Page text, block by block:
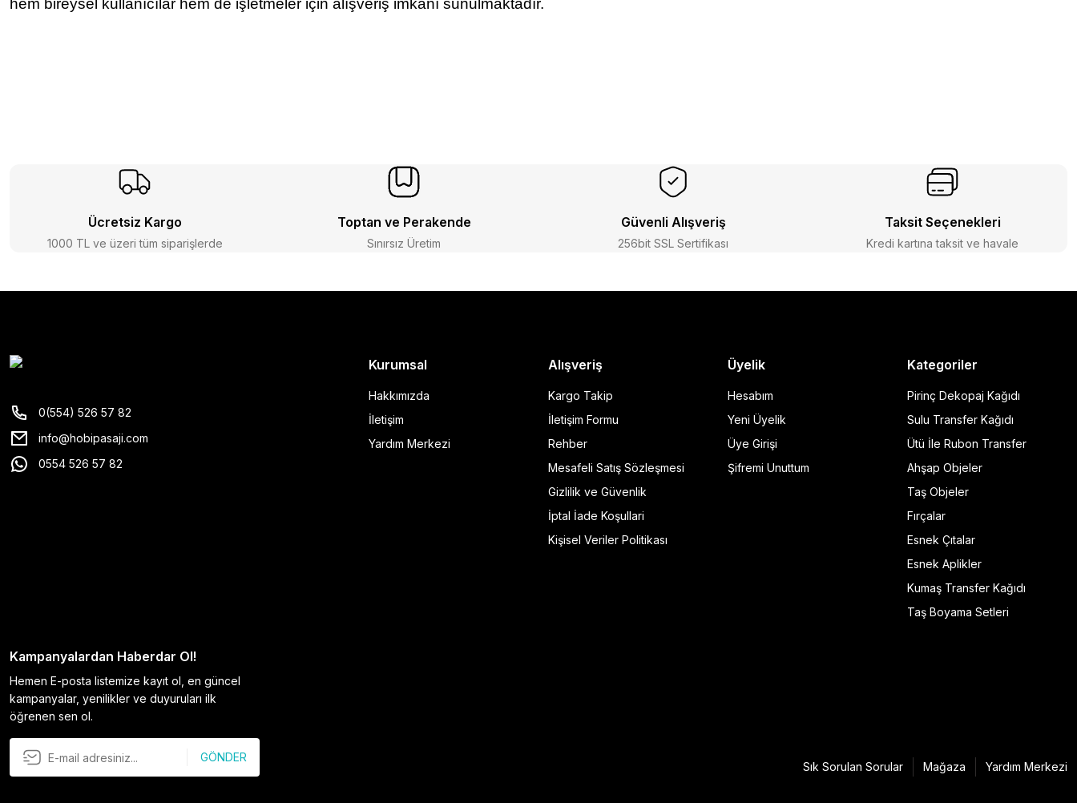
hem bireysel kullanıcılar hem de işletmeler için alışveriş imkânı sunulmaktadır.
Ücretsiz Kargo
1000 TL ve üzeri tüm siparişlerde
Toptan ve Perakende
Sınırsız Üretim
Güvenli Alışveriş
256bit SSL Sertifikası
Taksit Seçenekleri
Kredi kartına taksit ve havale
0(554) 526 57 82
info@hobipasaji.com
0554 526 57 82
Kurumsal
Hakkımızda
İletişim
Yardım Merkezi
Alışveriş
Kargo Takip
İletişim Formu
Rehber
Mesafeli Satış Sözleşmesi
Gizlilik ve Güvenlik
İptal İade Koşullari
Kişisel Veriler Politikası
Üyelik
Hesabım
Yeni Üyelik
Üye Girişi
Şifremi Unuttum
Kategoriler
Pirinç Dekopaj Kağıdı
Sulu Transfer Kağıdı
Ütü İle Rubon Transfer
Ahşap Objeler
Taş Objeler
Fırçalar
Esnek Çıtalar
Esnek Aplikler
Kumaş Transfer Kağıdı
Taş Boyama Setleri
Kampanyalardan Haberdar Ol!
Hemen E-posta listemize kayıt ol, en güncel
kampanyalar, yenilikler ve duyuruları ilk
öğrenen sen ol.
GÖNDER
Sık Sorulan Sorular Mağaza Yardım Merkezi